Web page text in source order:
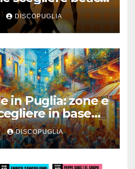
panoramici
DISCOPUGLIA
in Puglia: zone e
in base
DISCOPUGLIA